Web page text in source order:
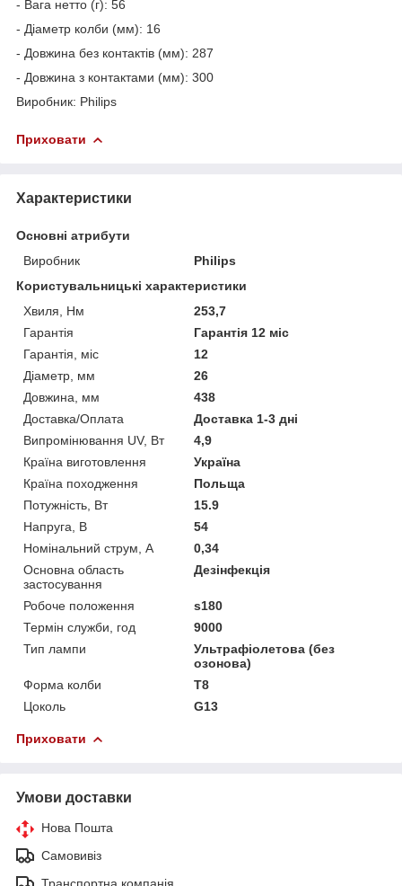
- Вага нетто (г): 56
- Діаметр колби (мм): 16
- Довжина без контактів (мм): 287
- Довжина з контактами (мм): 300
Виробник: Philips
Приховати
Характеристики
Основні атрибути
Виробник
Philips
Користувальницькі характеристики
Хвиля, Нм
253,7
Гарантія
Гарантія 12 міс
Гарантія, міс
12
Діаметр, мм
26
Довжина, мм
438
Доставка/Оплата
Доставка 1-3 дні
Випромінювання UV, Вт
4,9
Країна виготовлення
Україна
Країна походження
Польща
Потужність, Вт
15.9
Напруга, В
54
Номінальний струм, А
0,34
Основна область
застосування
Дезінфекція
Робоче положення
s180
Термін служби, год
9000
Тип лампи
Ультрафіолетова (без
озонова)
Форма колби
Т8
Цоколь
G13
Приховати
Умови доставки
Нова Пошта
Самовивіз
Транспортна компанія